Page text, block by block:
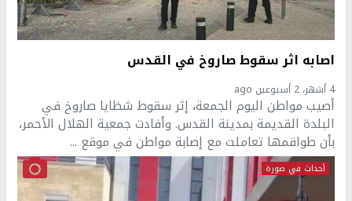
اصابه اثر سقوط صاروخ في القدس
4 أشهر، 2 أسبوعين ago
أصيب مواطن اليوم الجمعة، إثر سقوط شظايا صاروخ في
البلدة القديمة بمدينة القدس. وأفادت جمعية الهلال الأحمر،
بأن طواقمها تعاملت مع إصابة مواطن في موقع ...
أحداث في صورة